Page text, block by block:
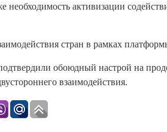
необходимость активизации
стран в рамках
обоюдный настрой на
взаимодействия.